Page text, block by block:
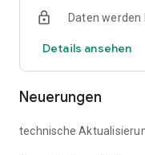
Daten
Details ansehen
Neuerungen
technische